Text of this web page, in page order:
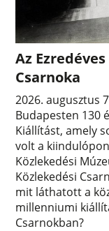
Az
Csarnoka
2026. augusztus
Budapesten 130
Kiállítást, amely
volt a
Közlekedési
Közlekedési
mit láthatott a
millenniumi
Csarnokban?